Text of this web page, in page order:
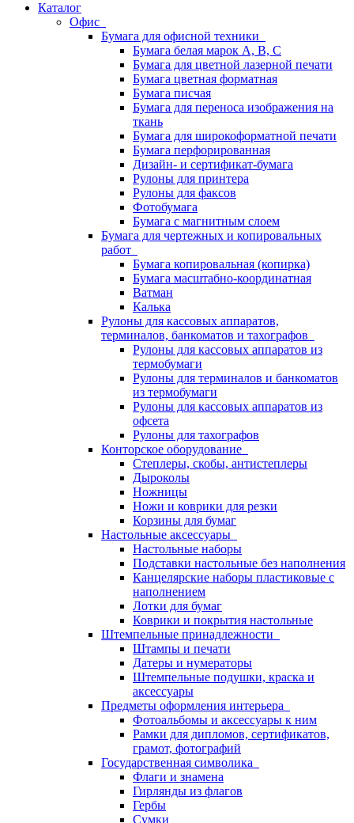
Каталог
Офис
Бумага для офисной техники
Бумага белая марок А, В, С
Бумага для цветной лазерной печати
Бумага цветная форматная
Бумага писчая
Бумага для переноса изображения на
ткань
Бумага для широкоформатной печати
Бумага перфорированная
Дизайн- и сертификат-бумага
Рулоны для принтера
Рулоны для факсов
Фотобумага
Бумага с магнитным слоем
Бумага для чертежных и копировальных
работ
Бумага копировальная (копирка)
Бумага масштабно-координатная
Ватман
Калька
Рулоны для кассовых аппаратов,
терминалов, банкоматов и тахографов
Рулоны для кассовых аппаратов из
термобумаги
Рулоны для терминалов и банкоматов
из термобумаги
Рулоны для кассовых аппаратов из
офсета
Рулоны для тахографов
Конторское оборудование
Степлеры, скобы, антистеплеры
Дыроколы
Ножницы
Ножи и коврики для резки
Корзины для бумаг
Настольные аксессуары
Настольные наборы
Подставки настольные без наполнения
Канцелярские наборы пластиковые с
наполнением
Лотки для бумаг
Коврики и покрытия настольные
Штемпельные принадлежности
Штампы и печати
Датеры и нумераторы
Штемпельные подушки, краска и
аксессуары
Предметы оформления интерьера
Фотоальбомы и аксессуары к ним
Рамки для дипломов, сертификатов,
грамот, фотографий
Государственная символика
Флаги и знамена
Гирлянды из флагов
Гербы
Сумки